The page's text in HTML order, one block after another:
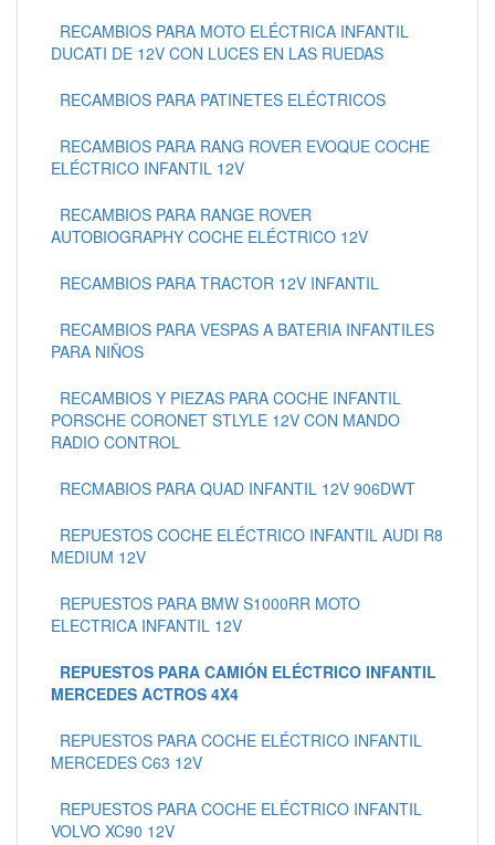
RECAMBIOS PARA MOTO ELÉCTRICA INFANTIL
DUCATI DE 12V CON LUCES EN LAS RUEDAS
RECAMBIOS PARA PATINETES ELÉCTRICOS
RECAMBIOS PARA RANG ROVER EVOQUE COCHE
ELÉCTRICO INFANTIL 12V
RECAMBIOS PARA RANGE ROVER
AUTOBIOGRAPHY COCHE ELÉCTRICO 12V
RECAMBIOS PARA TRACTOR 12V INFANTIL
RECAMBIOS PARA VESPAS A BATERIA INFANTILES
PARA NIÑOS
RECAMBIOS Y PIEZAS PARA COCHE INFANTIL
PORSCHE CORONET STLYLE 12V CON MANDO
RADIO CONTROL
RECMABIOS PARA QUAD INFANTIL 12V 906DWT
REPUESTOS COCHE ELÉCTRICO INFANTIL AUDI R8
MEDIUM 12V
REPUESTOS PARA BMW S1000RR MOTO
ELECTRICA INFANTIL 12V
REPUESTOS PARA CAMIÓN ELÉCTRICO INFANTIL
MERCEDES ACTROS 4X4
REPUESTOS PARA COCHE ELÉCTRICO INFANTIL
MERCEDES C63 12V
REPUESTOS PARA COCHE ELÉCTRICO INFANTIL
VOLVO XC90 12V